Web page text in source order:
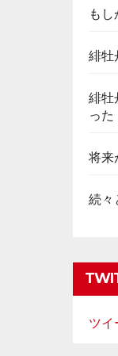
も
緋牡
緋牡
った
将来
続々
ツイ